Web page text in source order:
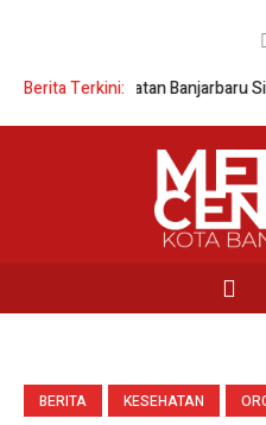
Berita Terkini:
Lingkar Selatan Banjarbaru Siap
BERITA KESEHATAN